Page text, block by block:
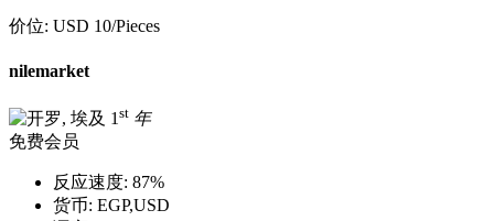
价位: USD 10/Pieces
nilemarket
1st 年
免费会员
反应速度: 87%
货币: EGP,USD